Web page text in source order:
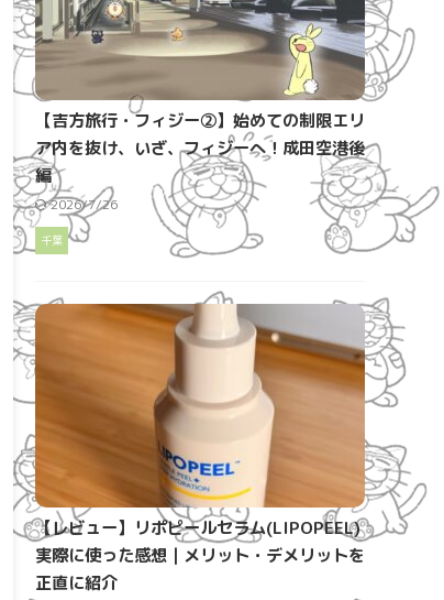
【吉方旅行・フィジー②】始めての制限エリ
ア内を抜け、いざ、フィジーへ！成田空港後
編
2026/7/26
千葉
【レビュー】リポピールセラム(LIPOPEEL)
実際に使った感想｜メリット・デメリットを
正直に紹介